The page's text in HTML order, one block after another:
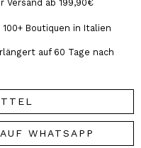
ab 199,90€
Boutiquen in Italien
auf 60 Tage nach
WHATSAPP